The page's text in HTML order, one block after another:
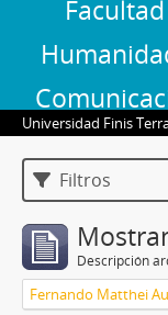
Universidad Finis
Filtros
Descripción
Fernando Matthei